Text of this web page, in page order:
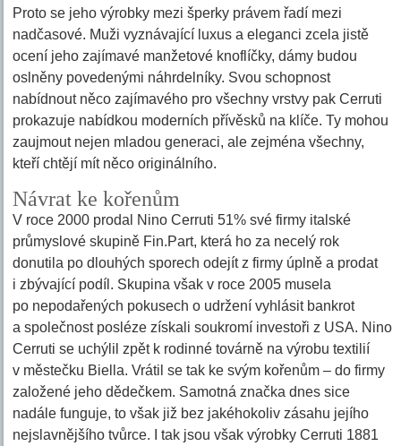
Proto se jeho výrobky mezi šperky právem řadí mezi
nadčasové. Muži vyznávající luxus a eleganci zcela jistě
ocení jeho zajímavé manžetové knoflíčky, dámy budou
oslněny povedenými náhrdelníky. Svou schopnost
nabídnout něco zajímavého pro všechny vrstvy pak Cerruti
prokazuje nabídkou moderních přívěsků na klíče. Ty mohou
zaujmout nejen mladou generaci, ale zejména všechny,
kteří chtějí mít něco originálního.
Návrat ke kořenům
V roce 2000 prodal Nino Cerruti 51% své firmy italské
průmyslové skupině Fin.Part, která ho za necelý rok
donutila po dlouhých sporech odejít z firmy úplně a prodat
i zbývající podíl. Skupina však v roce 2005 musela
po nepodařených pokusech o udržení vyhlásit bankrot
a společnost posléze získali soukromí investoři z USA. Nino
Cerruti se uchýlil zpět k rodinné továrně na výrobu textilií
v městečku Biella. Vrátil se tak ke svým kořenům – do firmy
založené jeho dědečkem. Samotná značka dnes sice
nadále funguje, to však již bez jakéhokoliv zásahu jejího
nejslavnějšího tvůrce. I tak jsou však výrobky Cerruti 1881